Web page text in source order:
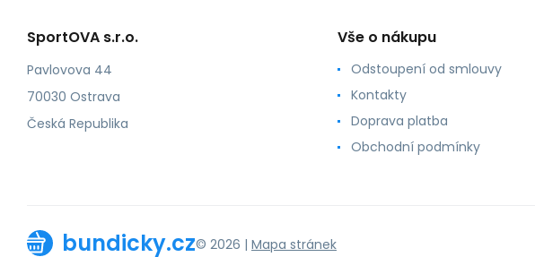
SportOVA s.r.o.
Pavlovova 44
70030 Ostrava
Česká Republika
Vše o nákupu
Odstoupení od smlouvy
Kontakty
Doprava platba
Obchodní podmínky
bundicky.cz© 2026 | Mapa stránek